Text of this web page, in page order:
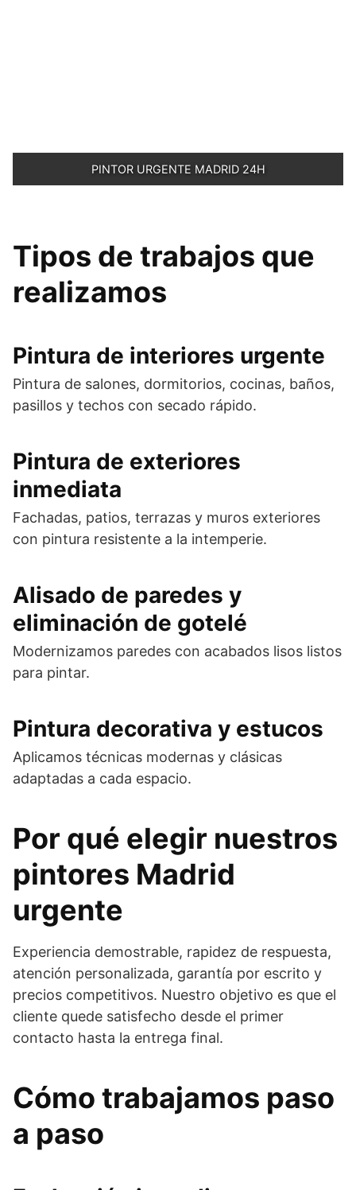
PINTOR URGENTE MADRID 24H
Tipos de trabajos que
realizamos
Pintura de interiores urgente
Pintura de salones, dormitorios, cocinas, baños,
pasillos y techos con secado rápido.
Pintura de exteriores
inmediata
Fachadas, patios, terrazas y muros exteriores
con pintura resistente a la intemperie.
Alisado de paredes y
eliminación de gotelé
Modernizamos paredes con acabados lisos listos
para pintar.
Pintura decorativa y estucos
Aplicamos técnicas modernas y clásicas
adaptadas a cada espacio.
Por qué elegir nuestros
pintores Madrid
urgente
Experiencia demostrable, rapidez de respuesta,
atención personalizada, garantía por escrito y
precios competitivos. Nuestro objetivo es que el
cliente quede satisfecho desde el primer
contacto hasta la entrega final.
Cómo trabajamos paso
a paso